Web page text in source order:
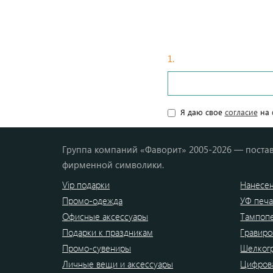
1.Введите ваши данные
Я даю свое согласиена
Группа компаний «Фаворит» 2005-2026 —
фирменной символики.
Vip подарки
Промо-одежда
Офисные аксессуары
Подарки к праздникам
Промо-сувениры
Личные вещи и аксессуары
УФ